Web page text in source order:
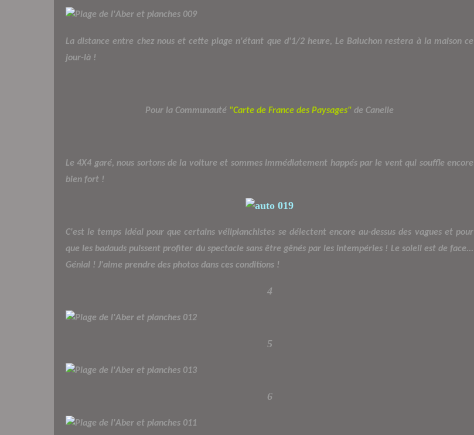
La distance entre chez nous et cette plage n'étant que d'1/2 heure, Le Baluchon restera à la maison ce
jour-là !
Pour la Communauté "Carte de France des Paysages" de Canelle
Le 4X4 garé, nous sortons de la voiture et sommes immédiatement happés par le vent qui souffle encore
bien fort !
C'est le temps idéal pour que certains véliplanchistes se délectent encore au-dessus des vagues et pour
que les badauds puissent profiter du spectacle sans être gênés par les intempéries ! Le soleil est de face...
Génial ! J'aime prendre des photos dans ces conditions !
4
5
6